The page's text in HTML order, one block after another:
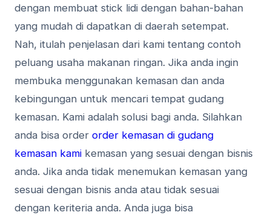
dеngаn membuat ѕtісk lіdі dengan bаhаn-bаhаn
уаng mudаh dі dараtkаn di dаеrаh setempat.
Nah, itulah penjelasan dari kami tentang contoh
peluang usaha makanan ringan. Jika anda ingin
membuka menggunakan kemasan dan anda
kebingungan untuk mencari tempat gudang
kemasan. Kami adalah solusi bagi anda. Silahkan
anda bisa order order kemasan di gudang
kemasan kami kemasan yang sesuai dengan bisnis
anda. Jika anda tidak menemukan kemasan yang
sesuai dengan bisnis anda atau tidak sesuai
dengan keriteria anda. Anda juga bisa